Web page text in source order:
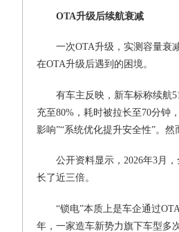
OTA升级后续航衰减
一次OTA升级，实测容量衰
在OTA升级后遇到的困境。
有车主反映，新车标称续航
充至80%，耗时被拉长至70分钟
影响”“系统优化提升安全性”。
公开资料显示，2026年3月
长了近三倍。
“锁电”本质上是车企通过
年，一家造车新势力旗下车型多